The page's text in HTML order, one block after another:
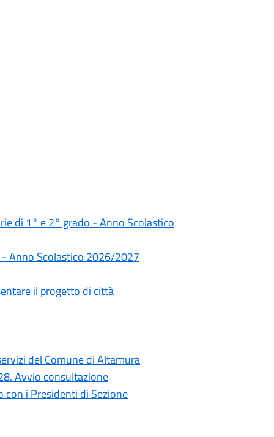
di 1° e 2° grado - Anno Scolastico
Anno Scolastico 2026/2027
il progetto di città
del Comune di Altamura
Avvio consultazione
i Presidenti di Sezione